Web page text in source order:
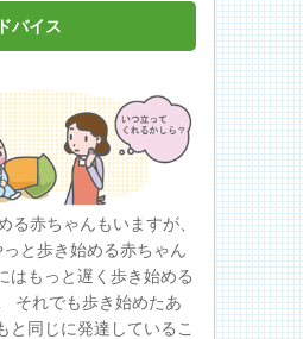
バイス
る赤ちゃんもいますが、
と歩き始める赤ちゃん
はもっと遅く歩き始める
それでも歩き始めたあ
と同じに発達しているこ